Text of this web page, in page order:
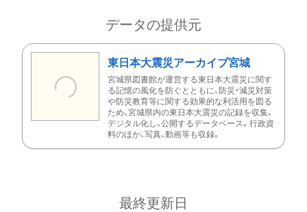
データの提供元
東日本大震災アーカイブ宮城
宮城県図書館が運営する東日本大震災に関す
る記憶の風化を防ぐとともに、防災・減災対策
や防災教育等に関する効果的な利活用を図る
ため、宮城県内の東日本大震災の記録を収集、
デジタル化し、公開するデータベース。行政資
料のほか、写真、動画等も収録。
最終更新日